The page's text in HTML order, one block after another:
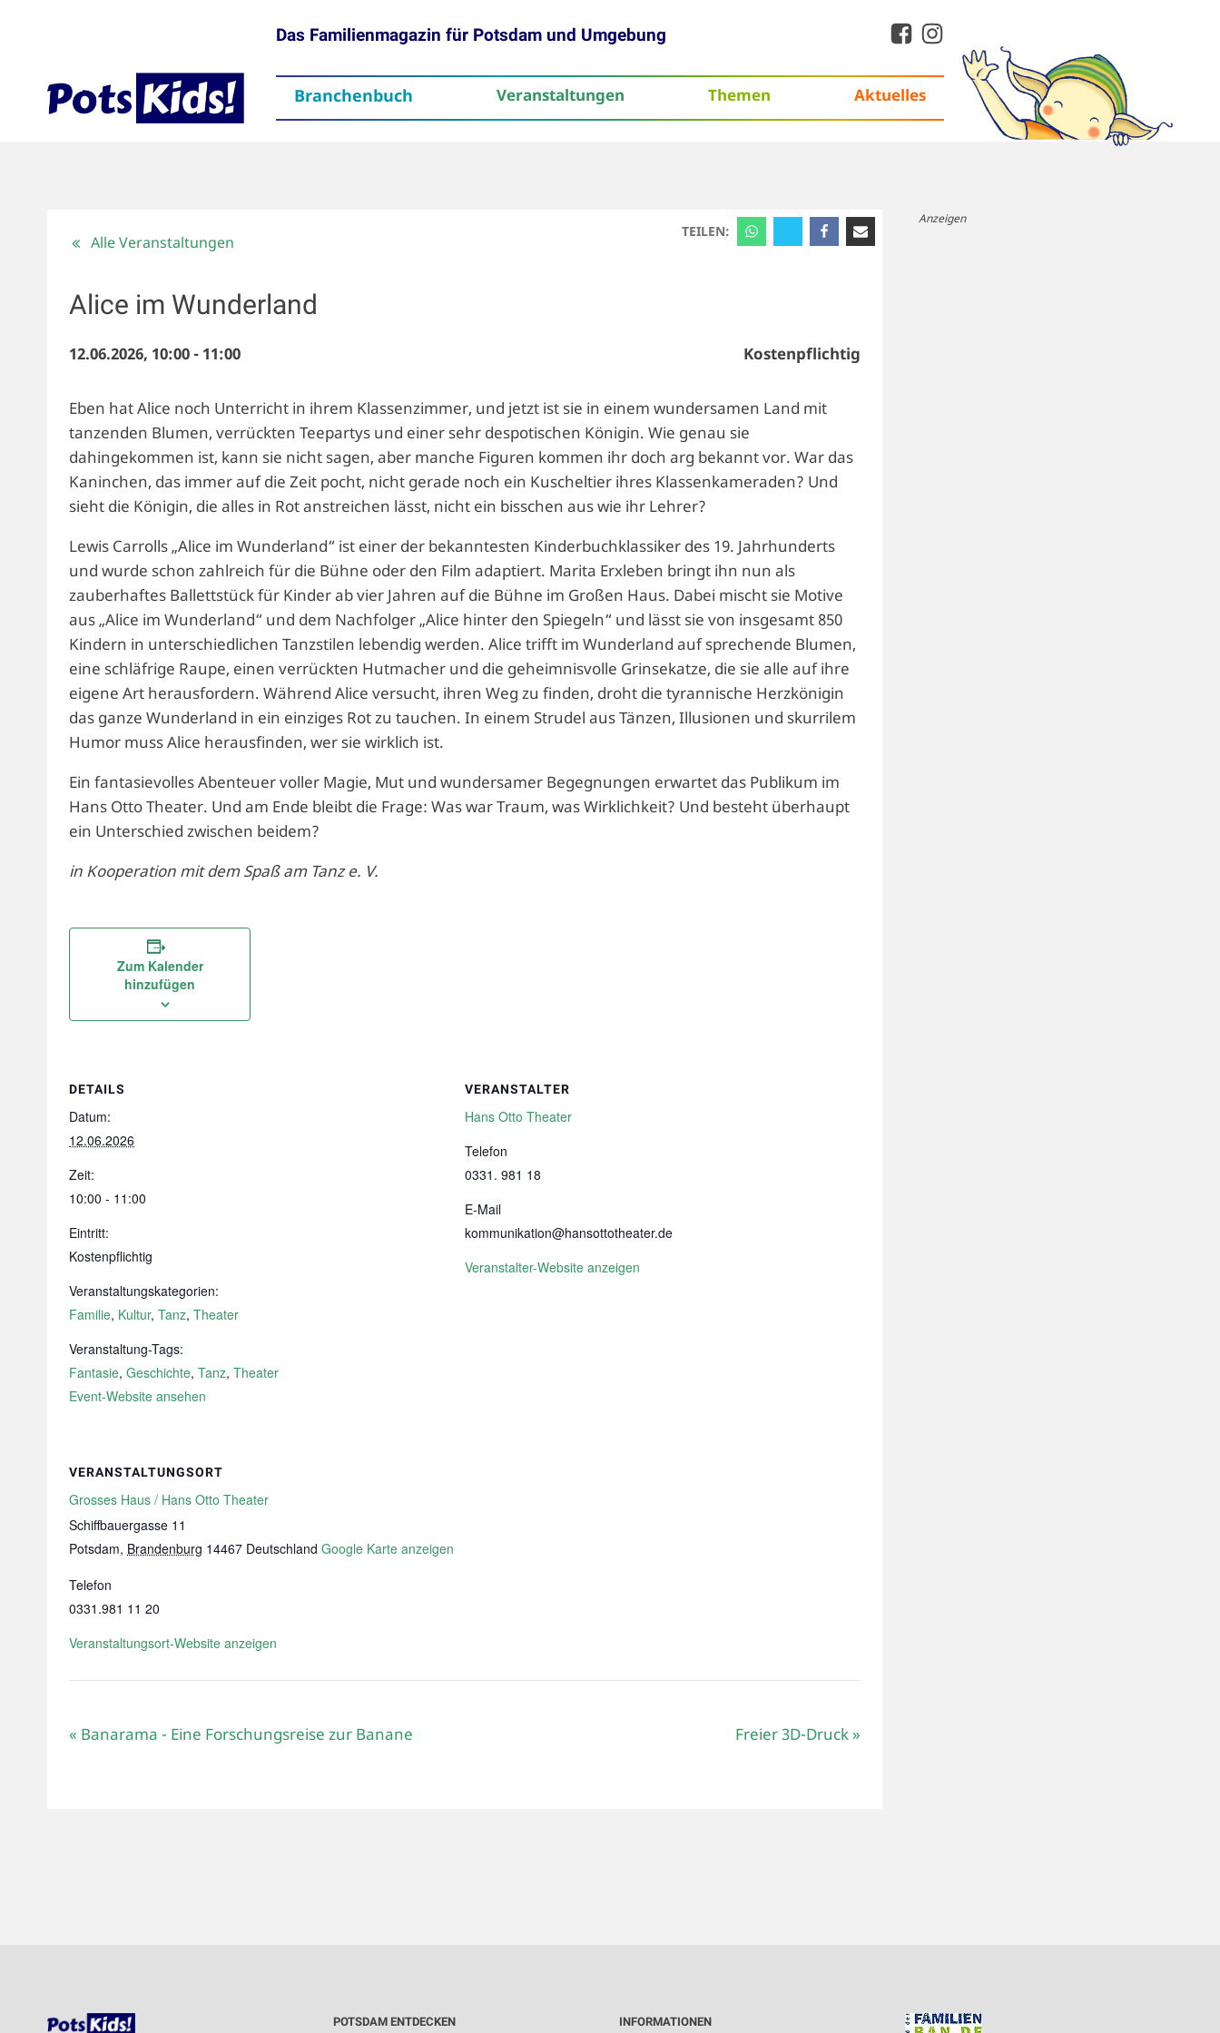
Das Familienmagazin für Potsdam und Umgebung
Branchenbuch Veranstaltungen Themen Aktuelles
TEILEN:
Alle Veranstaltungen
Alice im Wunderland
12.06.2026, 10:00- 11:00 Kostenpflichtig
Eben hat Alice noch Unterricht in ihrem Klassenzimmer, und jetzt ist sie in einem wundersamen Land mit
tanzenden Blumen, verrückten Teepartys und einer sehr despotischen Königin. Wie genau sie
dahingekommen ist, kann sie nicht sagen, aber manche Figuren kommen ihr doch arg bekannt vor. War das
Kaninchen, das immer auf die Zeit pocht, nicht gerade noch ein Kuscheltier ihres Klassenkameraden? Und
sieht die Königin, die alles in Rot anstreichen lässt, nicht ein bisschen aus wie ihr Lehrer?
Lewis Carrolls „Alice im Wunderland“ ist einer der bekanntesten Kinderbuchklassiker des 19. Jahrhunderts
und wurde schon zahlreich für die Bühne oder den Film adaptiert. Marita Erxleben bringt ihn nun als
zauberhaftes Ballettstück für Kinder ab vier Jahren auf die Bühne im Großen Haus. Dabei mischt sie Motive
aus „Alice im Wunderland“ und dem Nachfolger „Alice hinter den Spiegeln“ und lässt sie von insgesamt 850
Kindern in unterschiedlichen Tanzstilen lebendig werden. Alice trifft im Wunderland auf sprechende Blumen,
eine schläfrige Raupe, einen verrückten Hutmacher und die geheimnisvolle Grinsekatze, die sie alle auf ihre
eigene Art herausfordern. Während Alice versucht, ihren Weg zu finden, droht die tyrannische Herzkönigin
das ganze Wunderland in ein einziges Rot zu tauchen. In einem Strudel aus Tänzen, Illusionen und skurrilem
Humor muss Alice herausfinden, wer sie wirklich ist.
Ein fantasievolles Abenteuer voller Magie, Mut und wundersamer Begegnungen erwartet das Publikum im
Hans Otto Theater. Und am Ende bleibt die Frage: Was war Traum, was Wirklichkeit? Und besteht überhaupt
ein Unterschied zwischen beidem?
in Kooperation mit dem Spaß am Tanz e. V.
Zum Kalender
hinzufügen
DETAILS
Datum:
12.06.2026
Zeit:
10:00 - 11:00
Eintritt:
Kostenpflichtig
Veranstaltungskategorien:
Familie, Kultur, Tanz, Theater
Veranstaltung-Tags:
Fantasie, Geschichte, Tanz, Theater
Event-Website ansehen
VERANSTALTER
Hans Otto Theater
Telefon
0331. 981 18
E-Mail
kommunikation@hansottotheater.de
Veranstalter-Website anzeigen
VERANSTALTUNGSORT
Grosses Haus / Hans Otto Theater
Schiffbauergasse 11
Potsdam, Brandenburg 14467 Deutschland Google Karte anzeigen
Telefon
0331.981 11 20
Veranstaltungsort-Website anzeigen
« Banarama - Eine Forschungsreise zur Banane Freier 3D-Druck »
Anzeigen
POTSDAM ENTDECKEN INFORMATIONEN
ThemenAktuelles